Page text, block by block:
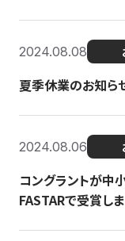
2024.08.08
夏季休業のお知ら
2024.08.06
コングラントが中
FASTARで受賞し